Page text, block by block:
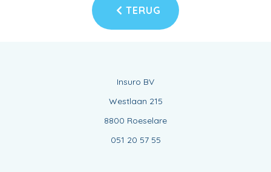
TERUG
Insuro BV
Westlaan 215
8800 Roeselare
051 20 57 55